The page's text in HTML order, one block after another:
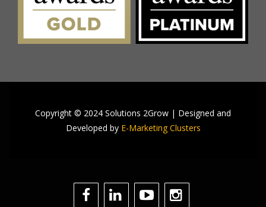
Copyright © 2024 Solutions 2Grow | Designed and
Developed by E-Marketing Clusters